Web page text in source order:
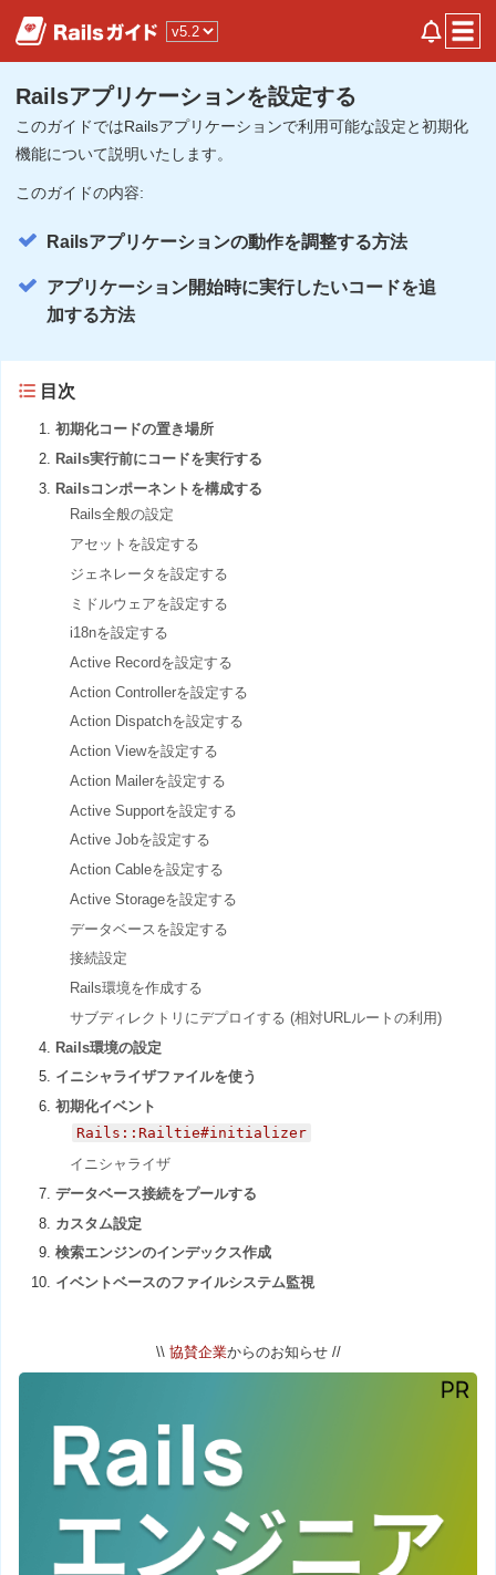
Railsアプリケーションを設定する
このガイドではRailsアプリケーションで利用可能な設定と初期化
機能について説明いたします。
このガイドの内容:
Railsアプリケーションの動作を調整する方法
アプリケーション開始時に実行したいコードを追
加する方法
目次
初期化コードの置き場所
Rails実行前にコードを実行する
Railsコンポーネントを構成する
Rails全般の設定
アセットを設定する
ジェネレータを設定する
ミドルウェアを設定する
i18nを設定する
Active Recordを設定する
Action Controllerを設定する
Action Dispatchを設定する
Action Viewを設定する
Action Mailerを設定する
Active Supportを設定する
Active Jobを設定する
Action Cableを設定する
Active Storageを設定する
データベースを設定する
接続設定
Rails環境を作成する
サブディレクトリにデプロイする (相対URLルートの利用)
Rails環境の設定
イニシャライザファイルを使う
初期化イベント
Rails::Railtie#initializer
イニシャライザ
データベース接続をプールする
カスタム設定
検索エンジンのインデックス作成
イベントベースのファイルシステム監視
\\ 協賛企業からのお知らせ //